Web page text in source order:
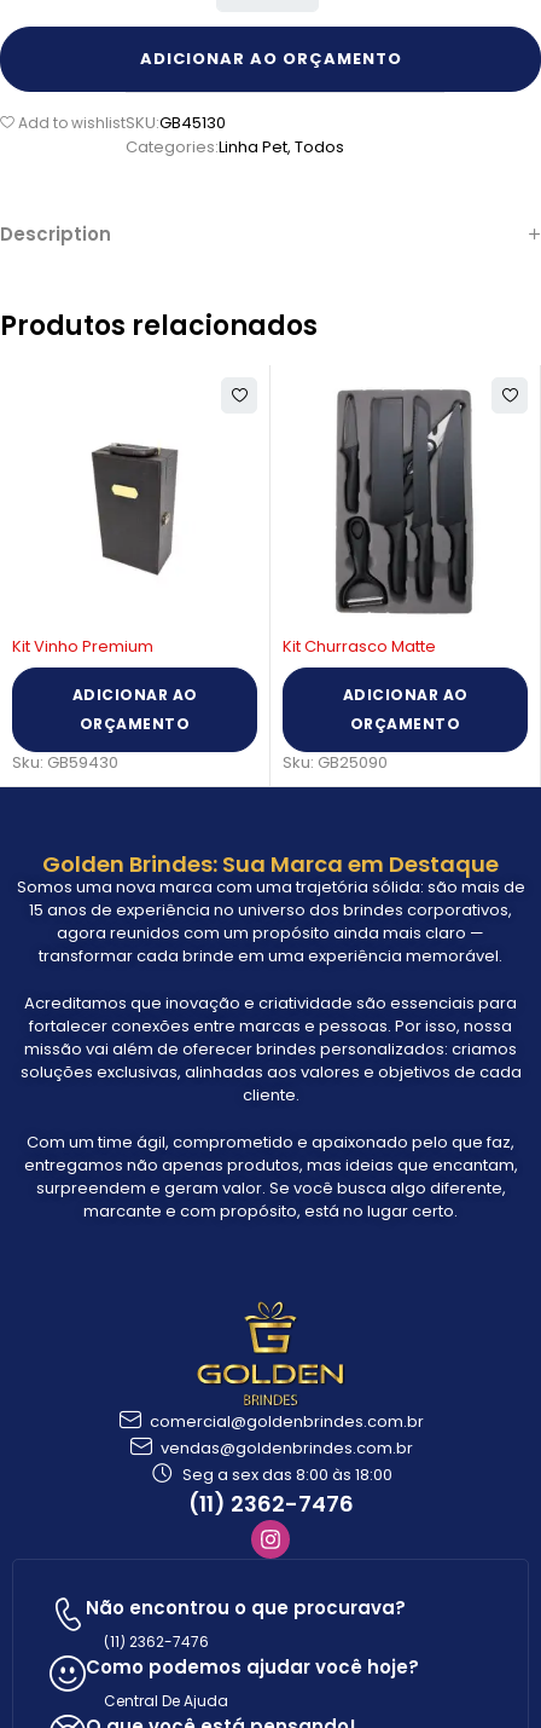
ADICIONAR AO ORÇAMENTO
Add to wishlistSKU:GB45130
Categories:Linha Pet, Todos
Description
Produtos relacionados
Kit Vinho Premium
ADICIONAR AO
ORÇAMENTO
Sku: GB59430
Kit Churrasco Matte
ADICIONAR AO
ORÇAMENTO
Sku: GB25090
Golden Brindes: Sua Marca em Destaque
Somos uma nova marca com uma trajetória sólida: são mais de
15 anos de experiência no universo dos brindes corporativos,
agora reunidos com um propósito ainda mais claro —
transformar cada brinde em uma experiência memorável.
Acreditamos que inovação e criatividade são essenciais para
fortalecer conexões entre marcas e pessoas. Por isso, nossa
missão vai além de oferecer brindes personalizados: criamos
soluções exclusivas, alinhadas aos valores e objetivos de cada
cliente.
Com um time ágil, comprometido e apaixonado pelo que faz,
entregamos não apenas produtos, mas ideias que encantam,
surpreendem e geram valor. Se você busca algo diferente,
marcante e com propósito, está no lugar certo.
comercial@goldenbrindes.com.br
vendas@goldenbrindes.com.br
Seg a sex das 8:00 às 18:00
(11) 2362-7476
Não encontrou o que procurava?
(11) 2362-7476
Como podemos ajudar você hoje?
Central De Ajuda